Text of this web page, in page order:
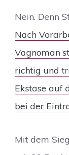
Nein. Denn
Nach
Vagnoman
richtig und
Ekstase auf
bei der
Mit dem